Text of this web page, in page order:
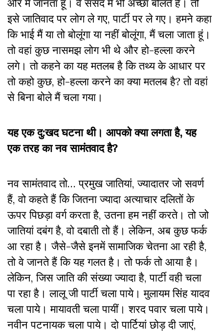
और मैं जानता हूं। वे संसद में भी अच्छा बोलते हैं। तो
इसे जातिवाद पर लोग ले गए, पार्टी पर ले गए। हमने कहा
कि भाई मैं या तो बोलूंगा या नहीं बोलूंगा, मैं चला जाता हूं।
तो वहां कुछ नासमझ लोग भी थे और हो-हल्ला करने
लगे। तो कहने का यह मतलब है कि तथ्य के आधार पर
तो कहो कुछ, हो-हल्ला करने का क्या मतलब है? तो वहां
से बिना बोले मैं चला गया।
यह एक दु:खद घटना थी। आपको क्या लगता है, यह
एक तरह का नव सामंतवाद है?
नव सामंतवाद तो… प्रमुख जातियां, ज्यादातर जो सवर्ण
हैं, वो कहते हैं कि जितना ज्यादा अत्याचार दलितों के
ऊपर पिछड़ा वर्ग करता है, उतना हम नहीं करते। तो जो
जातियां दबंग है, वो दबाती तो हैं। लेकिन, अब कुछ फर्क
आ रहा है। जैसे-जैसे इनमें सामाजिक चेतना आ रही है,
तो वे जानते हैं कि यह गलत है। तो फर्क तो आया है।
लेकिन, जिस जाति की संख्या ज्यादा है, पार्टी वही चला
पा रहा है। लालू जी पार्टी चला पाये। मुलायम सिंह यादव
चला पाये। मायावती चला पायीं। शरद पवार चला पाये।
नवीन पटनायक चला पाये। दो पार्टियां छोड़ दी जाएं,